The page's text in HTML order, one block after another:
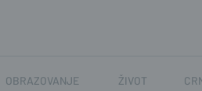
OBRAZOVANJE ŽIVOT